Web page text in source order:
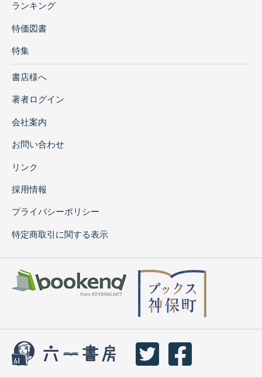
ランキング
特価図書
特集
書店様へ
著者ログイン
会社案内
お問い合わせ
リンク
採用情報
プライバシーポリシー
特定商取引に関する表示